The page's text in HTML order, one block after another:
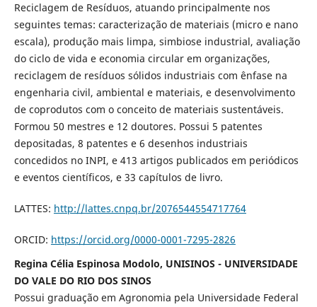
Reciclagem de Resíduos, atuando principalmente nos
seguintes temas: caracterização de materiais (micro e nano
escala), produção mais limpa, simbiose industrial, avaliação
do ciclo de vida e economia circular em organizações,
reciclagem de resíduos sólidos industriais com ênfase na
engenharia civil, ambiental e materiais, e desenvolvimento
de coprodutos com o conceito de materiais sustentáveis.
Formou 50 mestres e 12 doutores. Possui 5 patentes
depositadas, 8 patentes e 6 desenhos industriais
concedidos no INPI, e 413 artigos publicados em periódicos
e eventos científicos, e 33 capítulos de livro.
LATTES: http://lattes.cnpq.br/2076544554717764
ORCID: https://orcid.org/0000-0001-7295-2826
Regina Célia Espinosa Modolo, UNISINOS - UNIVERSIDADE
DO VALE DO RIO DOS SINOS
Possui graduação em Agronomia pela Universidade Federal